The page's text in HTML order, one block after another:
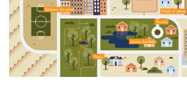
Terrains de sport
Zones humides
Voiries
Pieds d’arbres
Parcs